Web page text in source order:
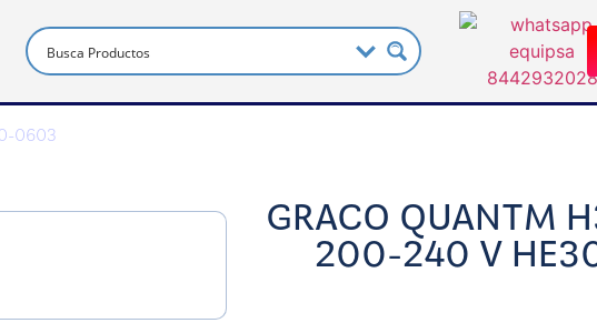
0603
GRACO QUANTM
200-240 V